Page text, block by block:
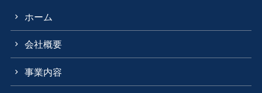
ホーム
会社概要
事業内容